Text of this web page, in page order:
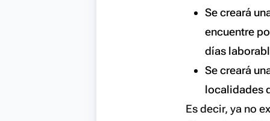
Se creará
encuentre
días
Se creará
localidades
Es decir, ya no